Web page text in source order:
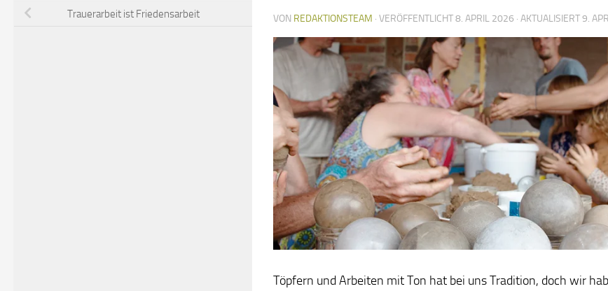
VON REDAKTIONSTEAM · VERÖFFENTLICHT8. APRIL 2026 · AKTUALISIERT9.
Töpfern und Arbeiten mit Ton hat bei uns Tradition, doch wir
Trauerarbeit ist Friedensarbeit